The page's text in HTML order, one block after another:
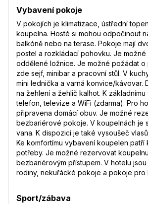
Vybavení pokoje
V pokojích je klimatizace, ústřední
koupelna. Hosté si mohou odpočinout
balkóně nebo na terase. Pokoje mají
postel a rozkládací pohovku. Je
oddělené ložnice. Je možné požádat o
zde sejf, minibar a pracovní stůl. V
mini lednička a varná konvice/kávovar.
na žehlení a žehlič kalhot. K
telefon, televize a WiFi (zdarma). Pro
připravena domácí obuv. Je možné
bezbariérové pokoje. V koupelnách je
vana. K dispozici je také vysoušeč
Ke komfortímu vybavení koupelen patří
potřeby. Je možné rezervovat
bezbariérovým přístupem. V hotelu
rodiny, nekuřácké pokoje a pokoje pro
Sport/zábava